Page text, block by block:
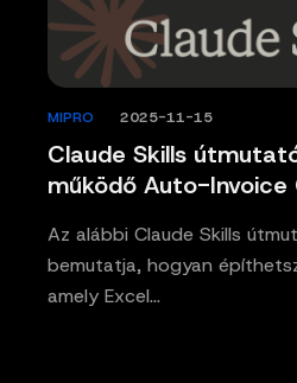
Claude Skills
működő Auto-
MIPRO 2025-11-15
Az alábbi Claude Skills
bemutatja, hogyan
amely Excel…